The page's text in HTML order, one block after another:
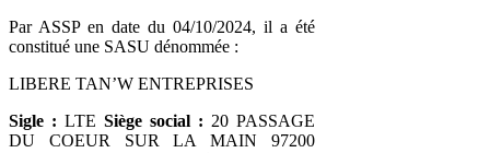
Par ASSP en date du 04/10/2024, il a été
constitué une SASU dénommée :
LIBERE TAN’W ENTREPRISES
Sigle : LTE Siège social : 20 PASSAGE
DU COEUR SUR LA MAIN 97200